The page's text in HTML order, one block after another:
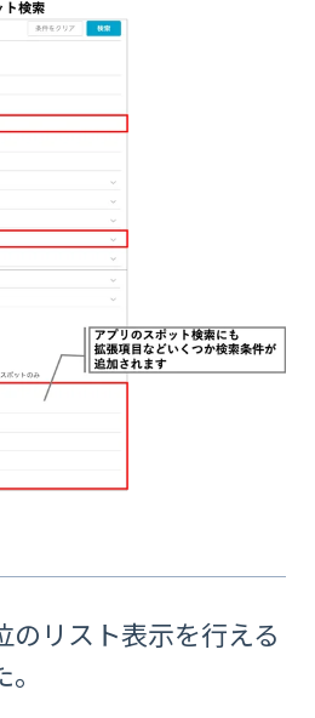
のリスト表示を行える